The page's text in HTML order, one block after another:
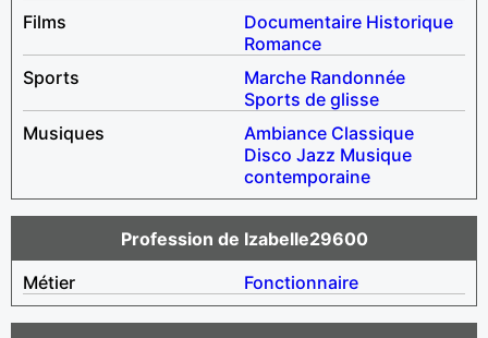
Films
Documentaire Historique
Romance
Sports
Marche Randonnée
Sports de glisse
Musiques
Ambiance Classique
Disco Jazz Musique
contemporaine
Profession de Izabelle29600
Métier
Fonctionnaire